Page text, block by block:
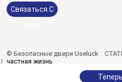
Теперь
Связаться С
© Безопасные двери Useluck
частная жизнь
sitemap.html